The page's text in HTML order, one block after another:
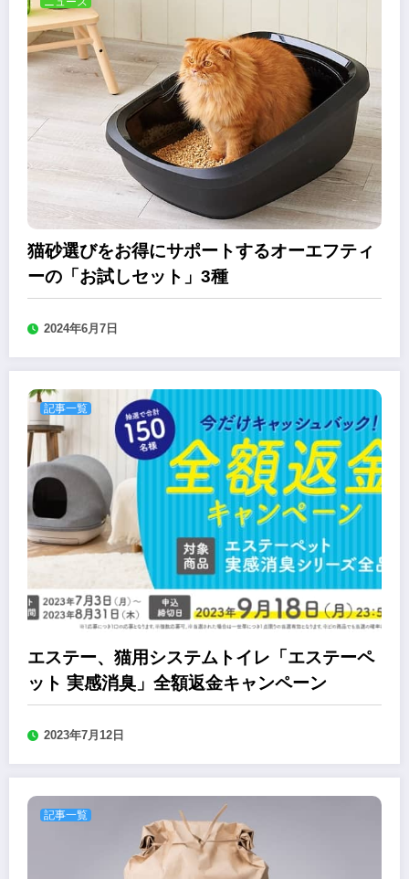
猫砂選びをお得にサポートするオーエフティ
ーの「お試しセット」3種
2024年6月7日
記事一覧
エステー、猫用システムトイレ「エステーペ
ット 実感消臭」全額返金キャンペーン
2023年7月12日
記事一覧